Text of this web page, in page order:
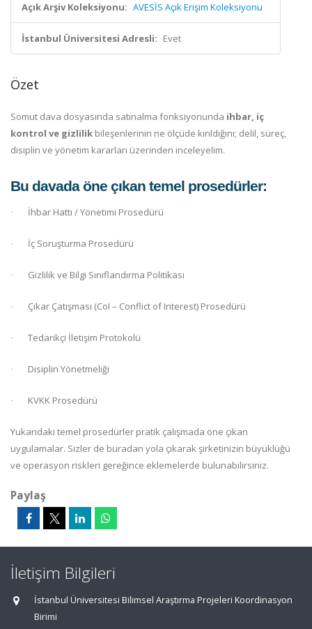
Açık Arşiv Koleksiyonu: AVESİS Açık Erişim Koleksiyonu
İstanbul Üniversitesi Adresli: Evet
Özet
Somut dava dosyasında satınalma fonksiyonunda ihbar, iç
kontrol ve gizlilik bileşenlerinin ne ölçüde kırıldığını; delil, süreç,
disiplin ve yönetim kararları üzerinden inceleyelim.
Bu davada öne çıkan temel prosedürler:
· İhbar Hattı / Yönetimi Prosedürü
· İç Soruşturma Prosedürü
· Gizlilik ve Bilgi Sınıflandırma Politikası
· Çıkar Çatışması (CoI – Conflict of Interest) Prosedürü
· Tedarikçi İletişim Protokolü
· Disiplin Yönetmeliği
· KVKK Prosedürü
Yukarıdaki temel prosedürler pratik çalışmada öne çıkan
uygulamalar. Sizler de buradan yola çıkarak şirketinizin büyüklüğü
ve operasyon riskleri gereğince eklemelerde bulunabilirsiniz.
Paylaş
İletişim Bilgileri
İstanbul Üniversitesi Bilimsel Araştırma Projeleri Koordinasyon
Birimi